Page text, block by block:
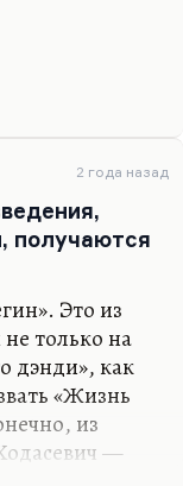
и быт. Это
как раз был
Но у
пироги с
в другой
развел эти
Львовой,
2 года назад
получаются
Это из
только на
дэнди», как
«Жизнь
из
—